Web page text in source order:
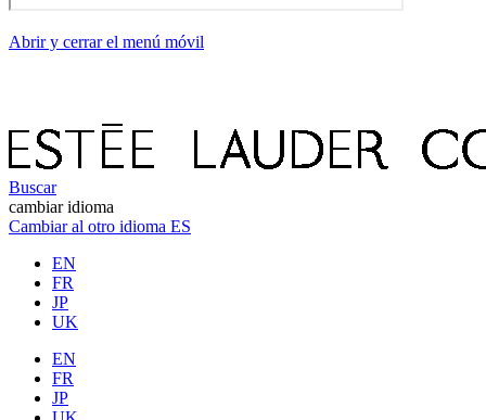
Abrir y cerrar el menú móvil
Buscar
cambiar idioma
Cambiar al otro idioma ES
EN
FR
JP
UK
EN
FR
JP